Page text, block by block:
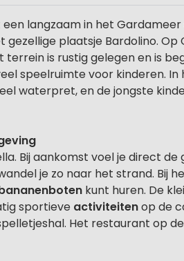
langzaam in het
gezellige plaatsje Bardolino.
terrein is rustig gelegen en is
speelruimte voor kinderen. In
waterpret, en de jongste
Bij aankomst voel je direct
je zo naar het strand. Bij
kunt huren. De
sportieve activiteitenop de
Het restaurant op